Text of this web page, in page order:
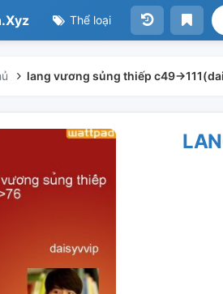
Thể loại
lang vương sủng thiếp c49-